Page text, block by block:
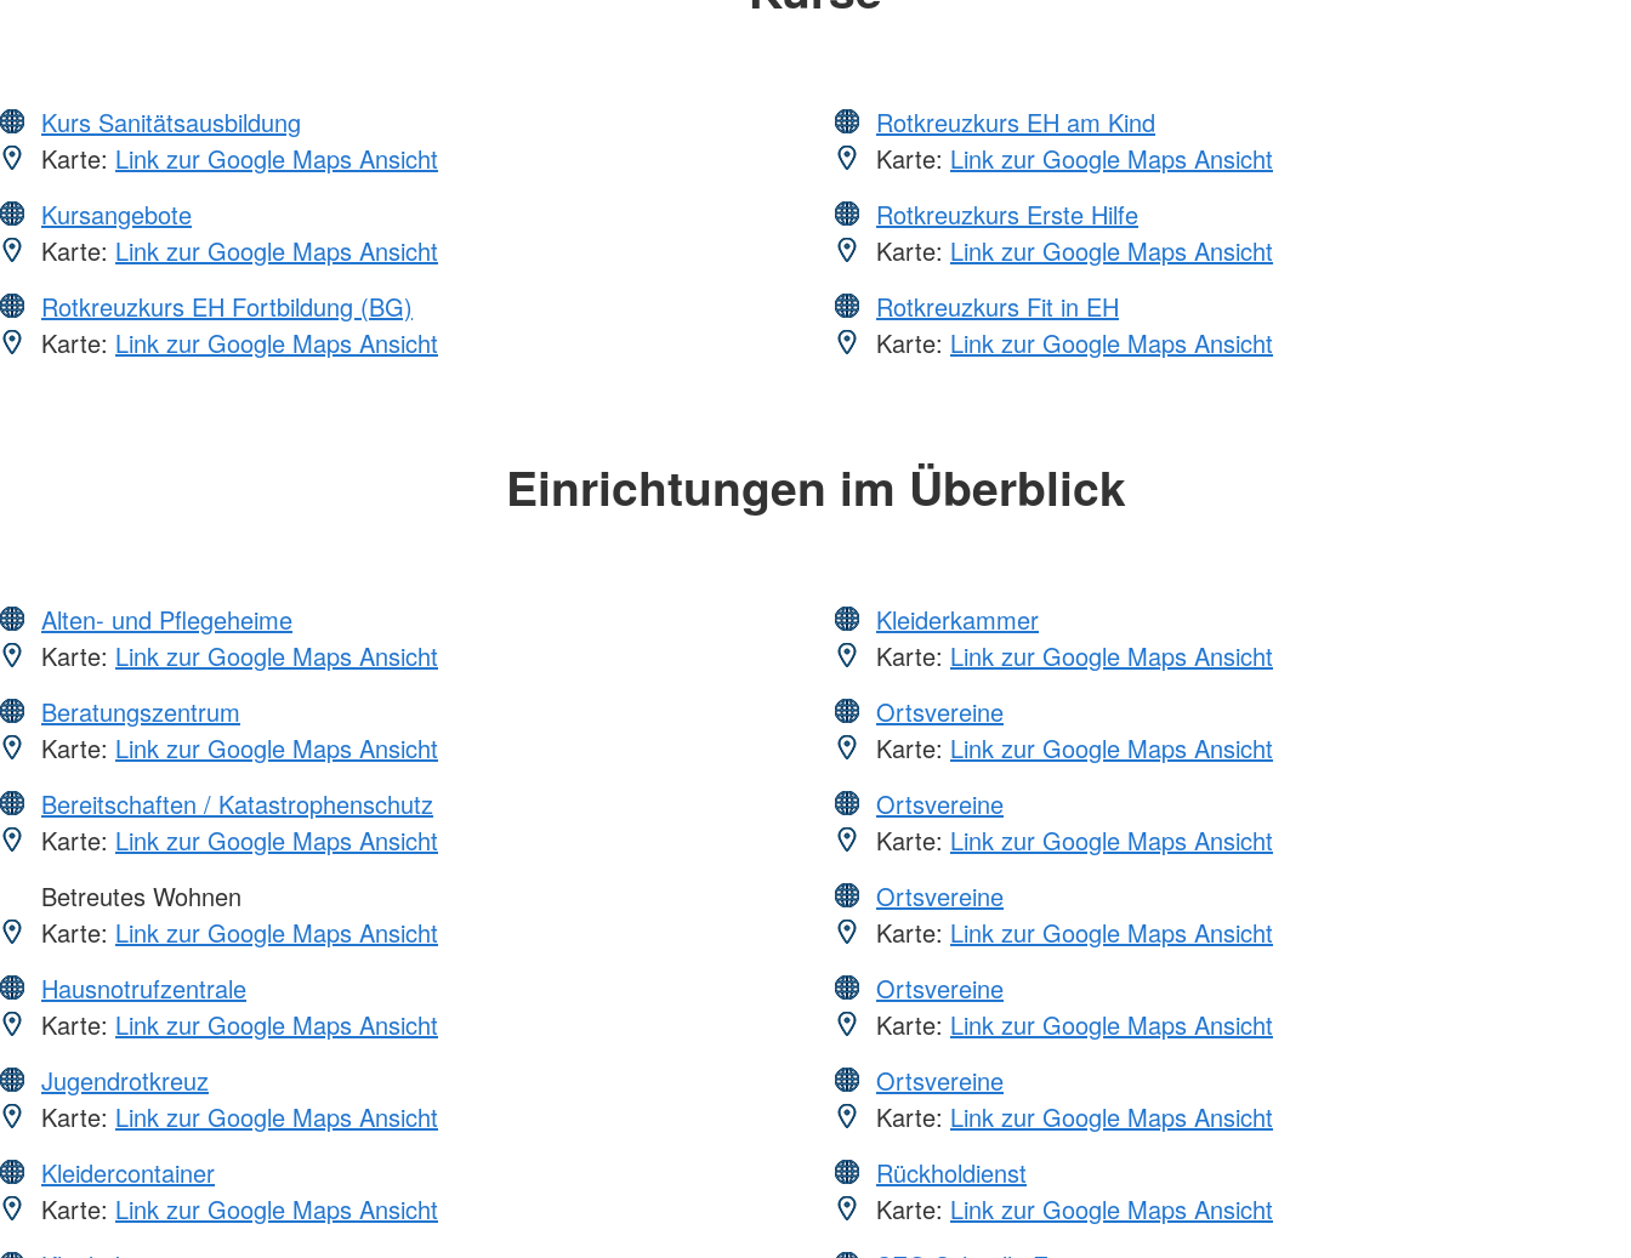
Kurs Sanitätsausbildung
Karte: Link zur Google Maps Ansicht
Kursangebote
Karte: Link zur Google Maps Ansicht
Rotkreuzkurs EH Fortbildung (BG)
Karte: Link zur Google Maps Ansicht
Rotkreuzkurs EH am Kind
Karte: Link zur Google Maps Ansicht
Rotkreuzkurs Erste Hilfe
Karte: Link zur Google Maps Ansicht
Rotkreuzkurs Fit in EH
Karte: Link zur Google Maps Ansicht
Einrichtungen im Überblick
Alten- und Pflegeheime
Karte: Link zur Google Maps Ansicht
Beratungszentrum
Karte: Link zur Google Maps Ansicht
Bereitschaften / Katastrophenschutz
Karte: Link zur Google Maps Ansicht
Betreutes Wohnen
Karte: Link zur Google Maps Ansicht
Hausnotrufzentrale
Karte: Link zur Google Maps Ansicht
Jugendrotkreuz
Karte: Link zur Google Maps Ansicht
Kleidercontainer
Karte: Link zur Google Maps Ansicht
Kleiderkammer
Karte: Link zur Google Maps Ansicht
Ortsvereine
Karte: Link zur Google Maps Ansicht
Ortsvereine
Karte: Link zur Google Maps Ansicht
Ortsvereine
Karte: Link zur Google Maps Ansicht
Ortsvereine
Karte: Link zur Google Maps Ansicht
Ortsvereine
Karte: Link zur Google Maps Ansicht
Rückholdienst
Karte: Link zur Google Maps Ansicht